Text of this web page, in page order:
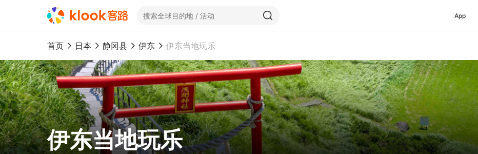
App
首页 日本 静冈县 伊东 伊东当地玩乐
伊东当地玩乐